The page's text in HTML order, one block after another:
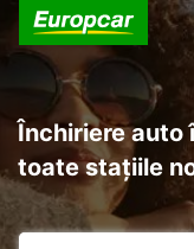
Închiriere auto
toate stațiile